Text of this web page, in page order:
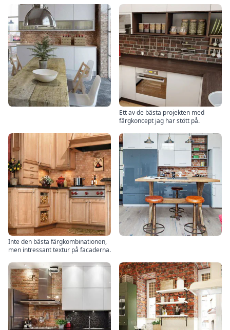
Ett av de bästa projekten med
färgkoncept jag har stött på.
Inte den bästa färgkombinationen,
men intressant textur på facaderna.